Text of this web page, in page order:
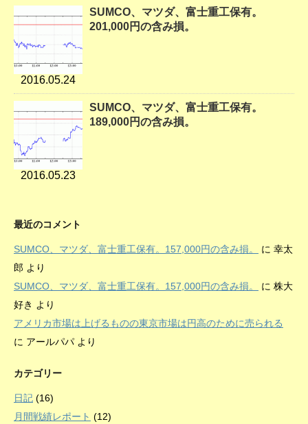
2016.05.24
SUMCO、マツダ、富士重工保有。
201,000円の含み損。
2016.05.23
SUMCO、マツダ、富士重工保有。
189,000円の含み損。
最近のコメント
SUMCO、マツダ、富士重工保有。157,000円の含み損。 に 幸太
郎 より
SUMCO、マツダ、富士重工保有。157,000円の含み損。
に 株大
好き より
アメリカ市場は上げるものの東京市場は円高のために売られる
に アールパパ より
カテゴリー
日記 (16)
月間戦績レポート (12)